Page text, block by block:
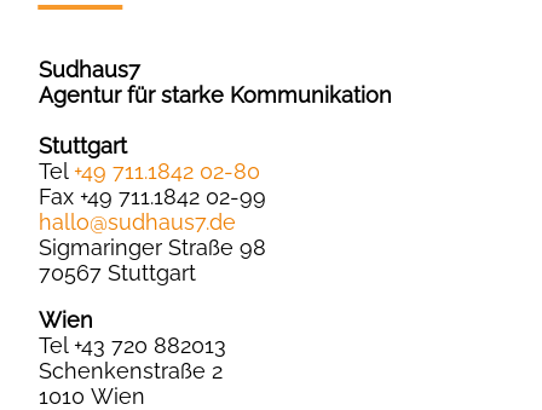
Sudhaus7
Agentur für starke Kommunikation
Stuttgart
Tel +49 711.1842 02-80
Fax +49 711.1842 02-99
hallo@sudhaus7.de
Sigmaringer Straße 98
70567 Stuttgart
Wien
Tel +43 720 882013
Schenkenstraße 2
1010 Wien